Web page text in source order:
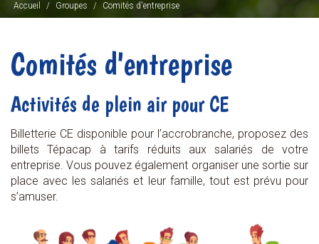
Accueil / Groupes / Comités d'entreprise
Comités d'entreprise
Activités de plein air pour CE
Billetterie CE disponible pour l’accrobranche, proposez des
billets Tépacap à tarifs réduits aux salariés de votre
entreprise. Vous pouvez également organiser une sortie sur
place avec les salariés et leur famille, tout est prévu pour
s’amuser.